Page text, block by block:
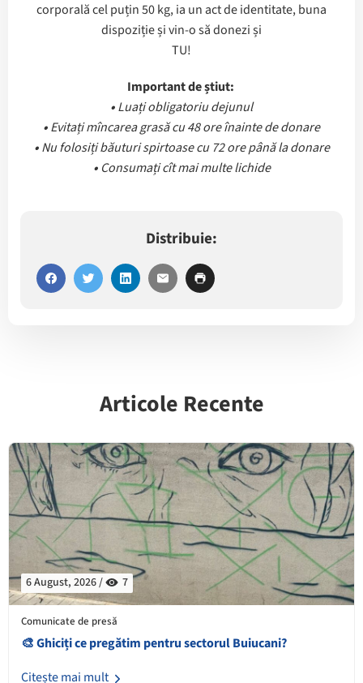
corporală cel puțin 50 kg, ia un act de identitate, buna
dispoziție și vin-o să donezi și
TU!
Important de știut:
•Luați obligatoriu dejunul
•Evitați mîncarea grasă cu 48 ore înainte de donare
•Nu folosiți băuturi spirtoase cu 72 ore până la donare
• Consumați cît mai multe lichide
Distribuie:
Articole Recente
6 August, 2026 / 7
Comunicate de presă
🎨 Ghiciți ce pregătim pentru sectorul Buiucani?
Citește mai mult